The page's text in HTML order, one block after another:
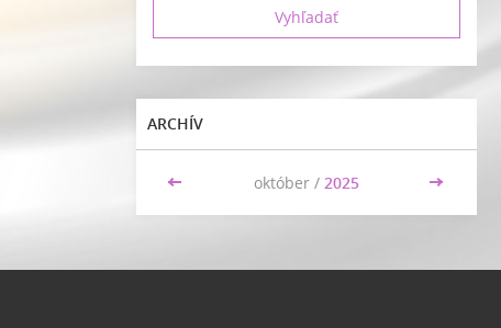
ARCHÍV
<< október / 2025 >>